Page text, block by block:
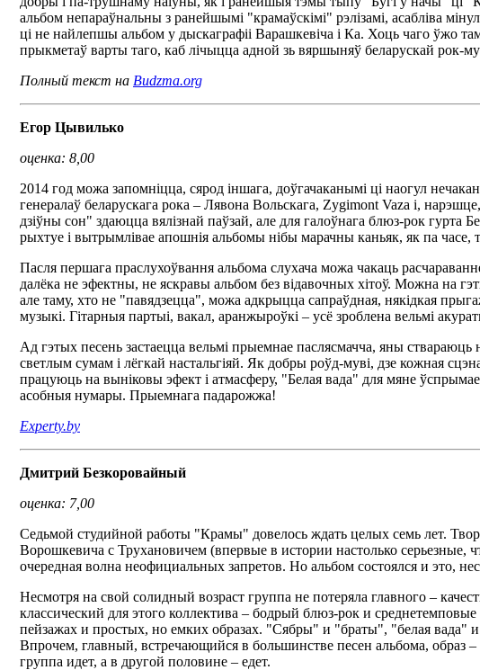
альбом непараўнальны з ранейшымі "крамаўскімі" рэлізамі, асабліва
ці не найлепшы альбом у дыскаграфіі Варашкевіча і Ка. Хоць чаго ўжо
прыкметаў варты таго, каб лічыцца адной зь вяршыняў беларускай рок-
Полный текст на Budzma.org
Егор Цывилько
оценка: 8,00
2014 год можа запомніцца, сярод іншага, доўгачаканымі ці наогул
генералаў беларускага рока – Лявона Вольскага, Zygimont Vaza і,
дзіўны сон" здаюцца вялізнай паўзай, але для галоўнага блюз-рок гурта
рыхтуе і вытрымлівае апошнія альбомы нібы марачны каньяк, як па часе,
Пасля першага праслухоўвання альбома слухача можа чакаць
далёка не эфектны, не яскравы альбом без відавочных хітоў. Можна на
але таму, хто не "павядзецца", можа адкрыцца сапраўдная, някідкая
музыкі. Гітарныя партыі, вакал, аранжыроўкі – усё зроблена вельмі
Ад гэтых песень застаецца вельмі прыемнае паслясмачча, яны
светлым сумам і лёгкай настальгіяй. Як добры роўд-муві, дзе кожная
працуюць на выніковы эфект і атмасферу, "Белая вада" для мяне
асобныя нумары. Прыемнага падарожжа!
Experty.by
Дмитрий Безкоровайный
оценка: 7,00
Седьмой студийной работы "Крамы" довелось ждать целых семь лет.
Ворошкевича с Трухановичем (впервые в истории настолько серьезные,
очередная волна неофициальных запретов. Но альбом состоялся и это,
Несмотря на свой солидный возраст группа не потеряла главного –
классический для этого коллектива – бодрый блюз-рок и
пейзажах и простых, но емких образах. "Сябры" и "браты", "белая вада"
Впрочем, главный, встречающийся в большинстве песен альбома, образ –
группа идет, а в другой половине – едет.